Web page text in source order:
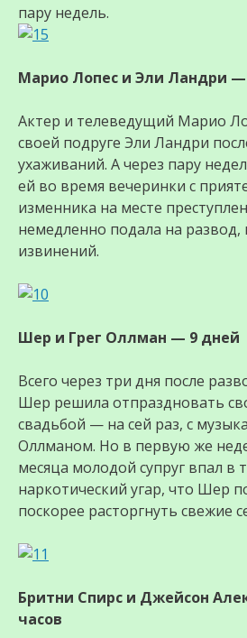
пару недель.
Марио Лопес и Эли Ландри —
Актер и телеведущий Марио
своей подруге Эли Ландри
ухаживаний. А через пару
ей во время вечеринки с
изменника на месте
немедленно подала на развод,
извинений.
Шер и Грег Оллман — 9 дней
Всего через три дня после
Шер решила отпраздновать
свадьбой — на сей раз, с
Оллманом. Но в первую же
месяца молодой супруг впал в
наркотический угар, что Шер
поскорее расторгнуть свежие
Бритни Спирс и Джейсон
часов